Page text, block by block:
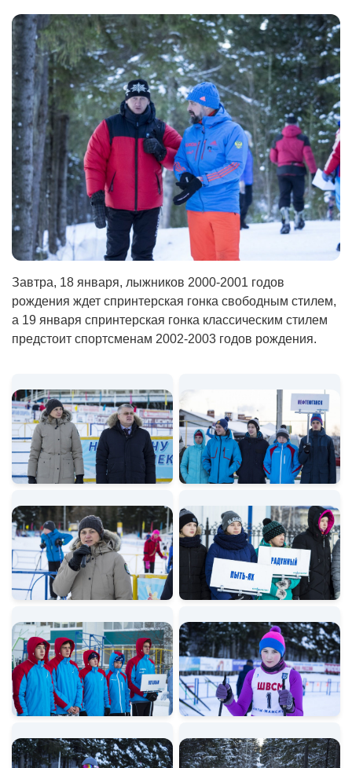
Завтра, 18 января, лыжников 2000-2001 годов
рождения ждет спринтерская гонка свободным стилем,
а 19 января спринтерская гонка классическим стилем
предстоит спортсменам 2002-2003 годов рождения.